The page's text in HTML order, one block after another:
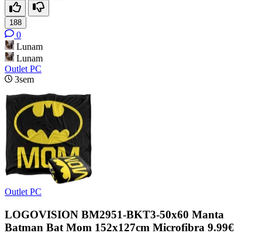
188
0
Lunam
Lunam
Outlet PC
3sem
Outlet PC
LOGOVISION BM2951-BKT3-50x60 Manta
Batman Bat Mom 152x127cm Microfibra 9.99€